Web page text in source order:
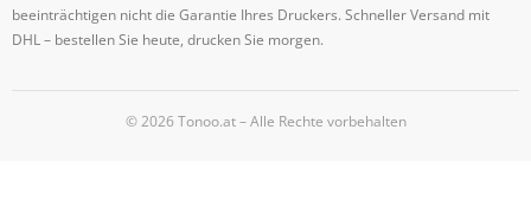
beeinträchtigen nicht die Garantie Ihres Druckers. Schneller Versand mit
DHL – bestellen Sie heute, drucken Sie morgen.
© 2026 Tonoo.at – Alle Rechte vorbehalten